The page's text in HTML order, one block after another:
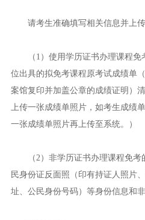
请考生准确填写相关信息并上传
（1）使用学历证书办理课程免
位出具的拟免考课程原考试成绩单
案馆复印并加盖公章的成绩证明）
上传一张成绩单照片，如考生成绩
一张成绩单照片再上传至系统。）
（2）非学历证书办理课程免考
民身份证反面照（印有持证人照片
址、公民身份号码）等身份信息和